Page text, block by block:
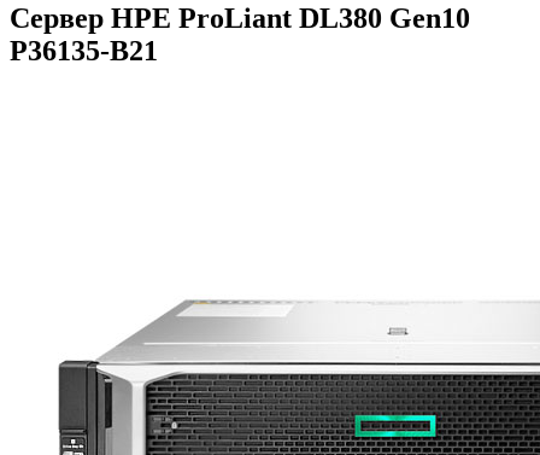
Сервер HPE ProLiant DL380 Gen10
P36135-B21